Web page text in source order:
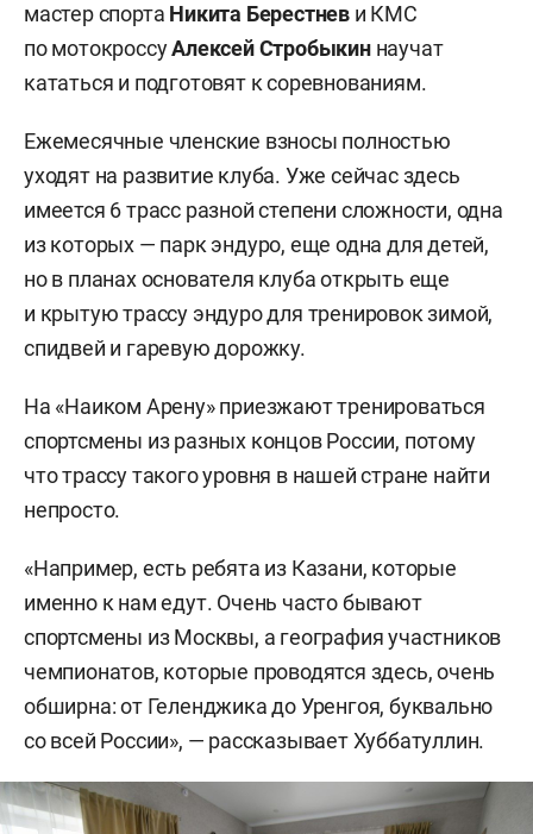
мастер спорта Никита Берестнев и КМС
по мотокроссуАлексей Стробыкиннаучат
кататься и подготовят к соревнованиям.
Ежемесячные членские взносы полностью
уходят на развитие клуба. Уже сейчас здесь
имеется 6 трасс разной степени сложности, одна
из которых — парк эндуро, еще одна для детей,
но в планах основателя клуба открыть еще
и крытую трассу эндуро для тренировок зимой,
спидвей и гаревую дорожку.
На «Наиком Арену» приезжают тренироваться
спортсмены из разных концов России, потому
что трассу такого уровня в нашей стране найти
непросто.
«Например, есть ребята из Казани, которые
именно к нам едут. Очень часто бывают
спортсмены из Москвы, а география участников
чемпионатов, которые проводятся здесь, очень
обширна: от Геленджика до Уренгоя, буквально
со всей России», — рассказывает Хуббатуллин.